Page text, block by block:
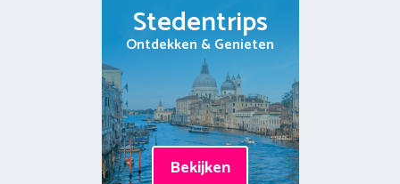
Stedentrips
Ontdekken & Genieten
Bekijken